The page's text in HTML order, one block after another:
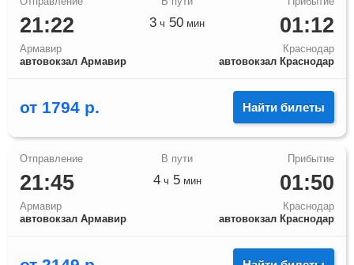
21:22
Армавир
автовокзал Армавир
01:12
Краснодар
автовокзал Краснодар
3 ч 50 мин
от 1794 р. Найти билеты
21:45
Армавир
автовокзал Армавир
01:50
Краснодар
автовокзал Краснодар
4ч 5мин